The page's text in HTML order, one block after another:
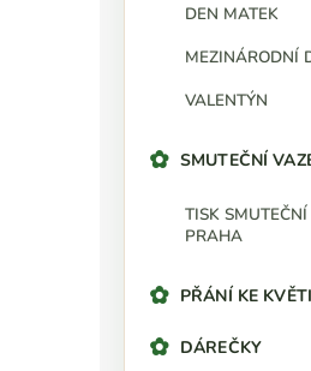
DEN MATEK
MEZINÁRODNÍ
VALENTÝN
SMUTEČNÍ
TISK
PRAHA
PŘÁNÍ KE
DÁREČKY